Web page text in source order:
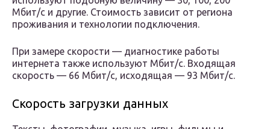
Мбит/с и другие. Стоимость зависит от региона
проживания и технологии подключения.
При замере скорости — диагностике работы
интернета также используют Мбит/с. Входящая
скорость — 66 Мбит/с, исходящая — 93 Мбит/с.
Скорость загрузки данных